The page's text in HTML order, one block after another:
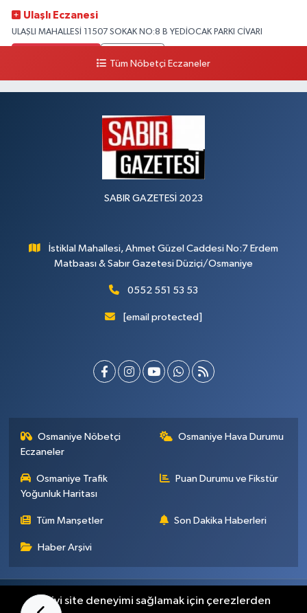
Ulaşlı Eczanesi
ULAŞLI MAHALLESİ 11507 SOKAK NO:8 B YEDİOCAK PARKI CİVARI
Tüm Nöbetçi Eczaneler
SABIR GAZETESİ 2023
İstiklal Mahallesi, Ahmet Güzel Caddesi No:7 Erdem
Matbaası & Sabır Gazetesi Düziçi/Osmaniye
0552 551 53 53
[email protected]
Osmaniye Nöbetçi
Eczaneler
Osmaniye Hava Durumu
Osmaniye Trafik
Yoğunluk Haritası
Puan Durumu ve Fikstür
Tüm Manşetler Son Dakika Haberleri
Haber Arşivi
Künye İletişim Gizlilik Sözleşmesi
En iyi site deneyimi sağlamak için çerezlerden